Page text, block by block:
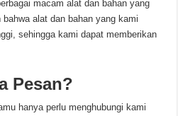
macam alat dan bahan yang
alat dan bahan yang kami
sehingga kami dapat memberikan
Pesan?
hanya perlu menghubungi kami